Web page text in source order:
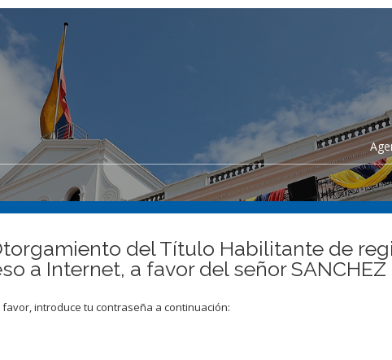
del Título Habilitante de
a Internet, a favor del señor SANCHEZ
introduce tu contraseña a continuación: